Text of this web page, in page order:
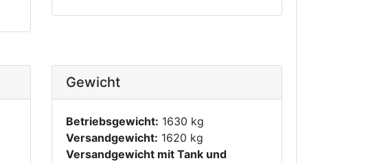
Gewicht
Betriebsgewicht: 1630 kg
Versandgewicht: 1620 kg
Versandgewicht mit Tank und